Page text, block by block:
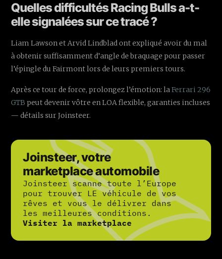
Quelles difficultés Racing Bulls a-t-
elle signalées sur ce tracé ?
Liam Lawson et Arvid Lindblad ont expliqué avoir du mal
à obtenir suffisamment d’angle de braquage pour passer
l’épingle du Fairmont lors de leurs premiers tours.
Après ce tour de force, prolongez l’émotion: laFerrari 296
GTB peut devenir vôtre en LOA flexible, garanties incluses
— détails sur Joinsteer.
Joinsteer, votre
marketplace automobile
Joinsteer scanne toute l’Europe
pour trouver LE véhicule de vos
rêves et vous le délivrer dans
les meilleures conditions.
Visiter la marketplace